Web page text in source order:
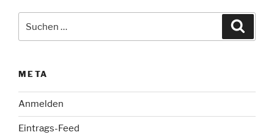
nach:
META
Anmelden
Eintrags-Feed